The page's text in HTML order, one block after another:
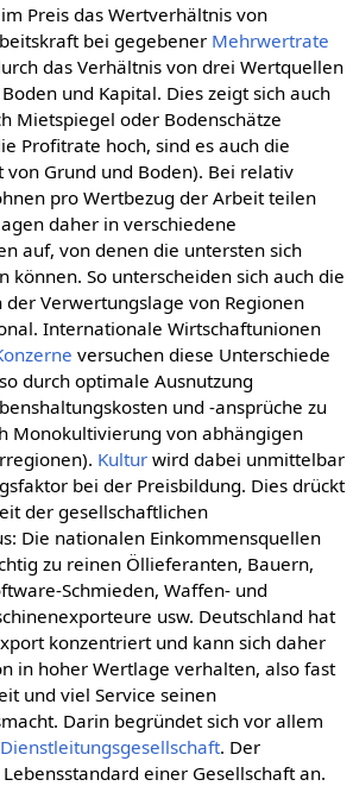
Preis das Wertverhältnis von
bei gegebener Mehrwertrate
das Verhältnis von drei Wertquellen
und Kapital. Dies zeigt sich auch
Mietspiegel oder Bodenschätze
Profitrate hoch, sind es auch die
Grund und Boden). Bei relativ
pro Wertbezug der Arbeit teilen
daher in verschiedene
auf, von denen die untersten sich
können. So unterscheiden sich auch die
Verwertungslage von Regionen
Internationale Wirtschaftunionen
versuchen diese Unterschiede
durch optimale Ausnutzung
und -ansprüche zu
Monokultivierung von abhängigen
Kulturwird dabei unmittelbar
bei der Preisbildung. Dies drückt
der gesellschaftlichen
Die nationalen Einkommensquellen
zu reinen Öllieferanten, Bauern,
Schmieden, Waffen- und
usw. Deutschland hat
konzentriert und kann sich daher
in hoher Wertlage verhalten, also fast
und viel Service seinen
Darin begründet sich vor allem
Dienstleitungsgesellschaft. Der
einer Gesellschaft an.